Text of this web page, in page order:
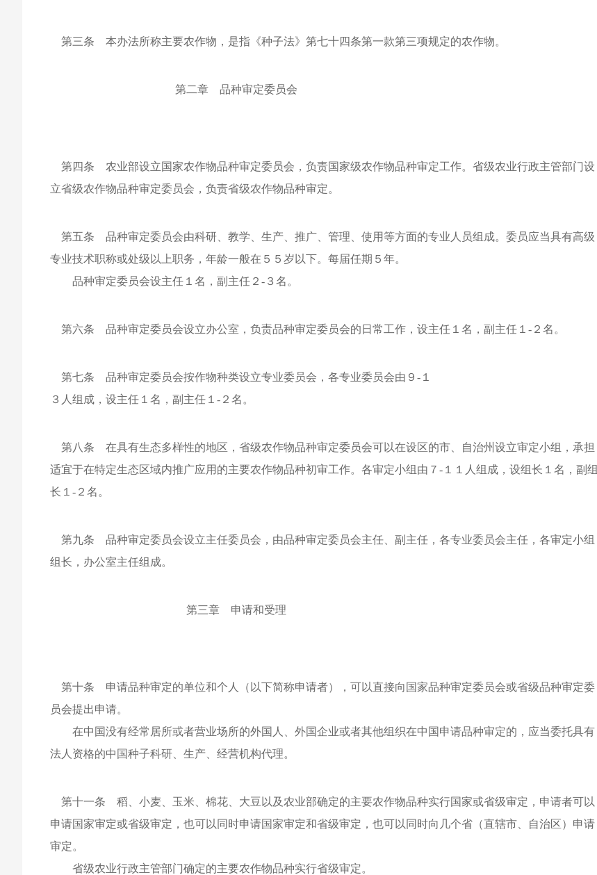
第三条 本办法所称主要农作物，是指《种子法》第七十四条第一款第三项规定的农作物。
第二章 品种审定委员会
第四条 农业部设立国家农作物品种审定委员会，负责国家级农作物品种审定工作。省级农业行政主管部门设
立省级农作物品种审定委员会，负责省级农作物品种审定。
第五条 品种审定委员会由科研、教学、生产、推广、管理、使用等方面的专业人员组成。委员应当具有高级
专业技术职称或处级以上职务，年龄一般在５５岁以下。每届任期５年。
品种审定委员会设主任１名，副主任２-３名。
第六条 品种审定委员会设立办公室，负责品种审定委员会的日常工作，设主任１名，副主任１-２名。
第七条 品种审定委员会按作物种类设立专业委员会，各专业委员会由９-１
３人组成，设主任１名，副主任１-２名。
第八条 在具有生态多样性的地区，省级农作物品种审定委员会可以在设区的市、自治州设立审定小组，承担
适宜于在特定生态区域内推广应用的主要农作物品种初审工作。各审定小组由７-１１人组成，设组长１名，副组
长１-２名。
第九条 品种审定委员会设立主任委员会，由品种审定委员会主任、副主任，各专业委员会主任，各审定小组
组长，办公室主任组成。
第三章 申请和受理
第十条 申请品种审定的单位和个人（以下简称申请者），可以直接向国家品种审定委员会或省级品种审定委
员会提出申请。
在中国没有经常居所或者营业场所的外国人、外国企业或者其他组织在中国申请品种审定的，应当委托具有
法人资格的中国种子科研、生产、经营机构代理。
第十一条 稻、小麦、玉米、棉花、大豆以及农业部确定的主要农作物品种实行国家或省级审定，申请者可以
申请国家审定或省级审定，也可以同时申请国家审定和省级审定，也可以同时向几个省（直辖市、自治区）申请
审定。
省级农业行政主管部门确定的主要农作物品种实行省级审定。